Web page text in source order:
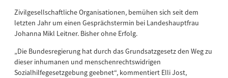
Zivilgesellschaftliche Organisationen, bemühen sich seit dem
letzten Jahr um einen Gesprächstermin bei Landeshauptfrau
Johanna Mikl Leitner. Bisher ohne Erfolg.
„Die Bundesregierung hat durch das Grundsatzgesetz den Weg zu
dieser inhumanen und menschenrechtswidrigen
Sozialhilfegesetzgebung geebnet“, kommentiert Elli Jost,